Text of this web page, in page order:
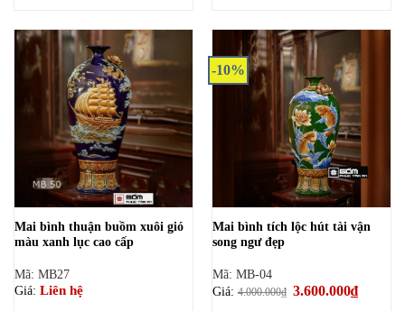
Mai bình thuận buồm xuôi gió
màu xanh lục cao cấp
Mã: MB27
Giá: Liên hệ
-10%
Mai bình tích lộc hút tài vận
song ngư đẹp
Mã: MB-04
Giá:4.000.000₫ Giá
gốc
3.600.000₫Giá
hiện